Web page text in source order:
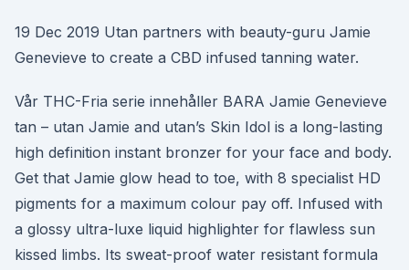
19 Dec 2019 Utan partners with beauty-guru Jamie
Genevieve to create a CBD infused tanning water.
Vår THC-Fria serie innehåller BARA Jamie Genevieve
tan – utan Jamie and utan’s Skin Idol is a long-lasting
high definition instant bronzer for your face and body.
Get that Jamie glow head to toe, with 8 specialist HD
pigments for a maximum colour pay off. Infused with
a glossy ultra-luxe liquid highlighter for flawless sun
kissed limbs. Its sweat-proof water resistant formula